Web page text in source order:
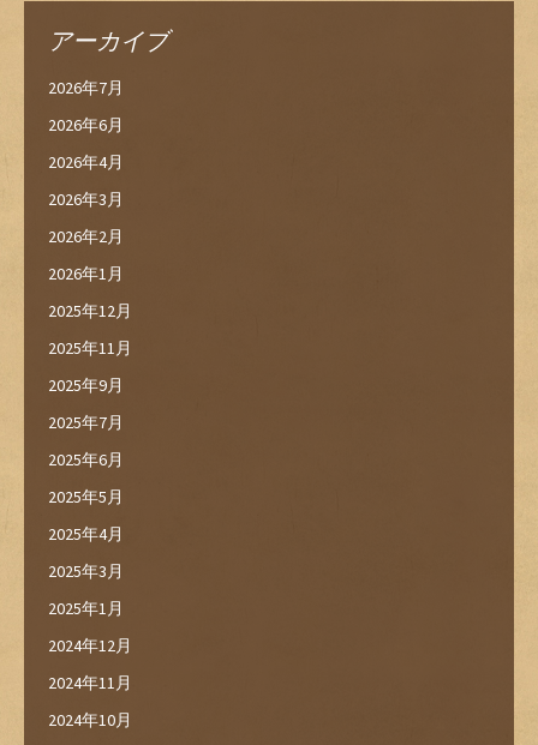
アーカイブ
2026年7月
2026年6月
2026年4月
2026年3月
2026年2月
2026年1月
2025年12月
2025年11月
2025年9月
2025年7月
2025年6月
2025年5月
2025年4月
2025年3月
2025年1月
2024年12月
2024年11月
2024年10月